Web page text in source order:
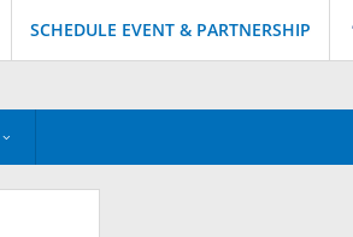
SCHEDULE EVENT & PARTNERSHIP